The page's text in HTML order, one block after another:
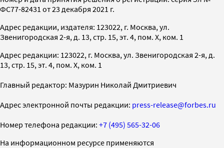
ФС77-82431 от 23 декабря 2021 г.
Адрес редакции, издателя: 123022, г. Москва, ул.
Звенигородская 2-я, д. 13, стр. 15, эт. 4, пом. X, ком. 1
Адрес редакции: 123022, г. Москва, ул. Звенигородская 2-я, д.
13, стр. 15, эт. 4, пом. X, ком. 1
Главный редактор: Мазурин Николай Дмитриевич
Адрес электронной почты редакции: press-release@forbes.ru
Номер телефона редакции: +7 (495) 565-32-06
На информационном ресурсе применяются